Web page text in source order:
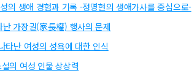
의 생애 경험과 기록 -정명현의 생애가사를 중심으로-
난 가장권(家長權) 행사의 문제
타난 여성의 성욕에 대한 인식
의 여성 인물 상상력